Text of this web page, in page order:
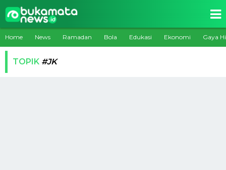
Home News Ramadan Bola Edukasi Ekonomi Gaya
TOPIK #JK